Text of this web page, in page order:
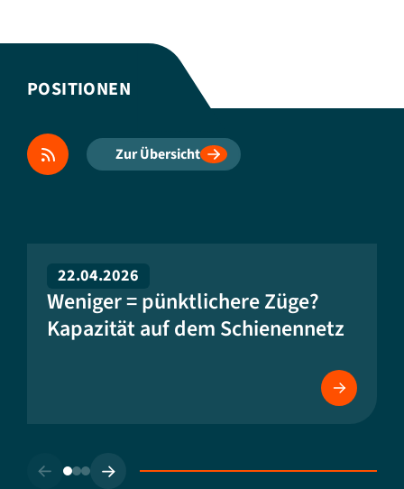
POSITIONEN
Zur Übersicht
22.04.2026
Weniger = pünktlichere Züge?
Kapazität auf dem Schienennetz